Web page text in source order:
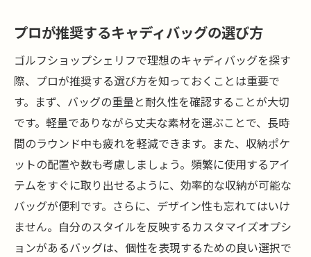
トレンドを取り入れたキャディバッグ
カラーコーディネートのポイント
アクセサリーとの相性を考慮した選び方
ゴルフプレーを快適にするキャディバッグ選び
の極意とは
軽量で持ち運びやすいバッグの選び方
収納力を考慮したバッグの特徴
防水機能の重要性と選び方
ラウンド中の使いやすさを重視する選択
通気性に優れた素材選び
プロが推奨するキャディバッグの選び方
ゴルフショップシェリフで理想のキャディバッグを探す
際、プロが推奨する選び方を知っておくことは重要で
す。まず、バッグの重量と耐久性を確認することが大切
です。軽量でありながら丈夫な素材を選ぶことで、長時
間のラウンド中も疲れを軽減できます。また、収納ポケ
ットの配置や数も考慮しましょう。頻繁に使用するアイ
テムをすぐに取り出せるように、効率的な収納が可能な
バッグが便利です。さらに、デザイン性も忘れてはいけ
ません。自分のスタイルを反映するカスタマイズオプシ
ョンがあるバッグは、個性を表現するための良い選択で